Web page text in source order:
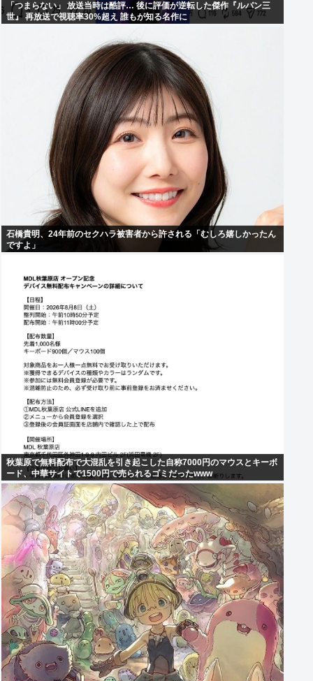
「つまらない」 放送当時は酷評… 後に評価が逆転した傑作『ルパン三
世』 再放送で視聴率30%超え 誰もが知る名作に
石橋貴明、24年前のセクハラ被害者から許される「むしろ嬉しかったん
ですよ」
秋葉原で無料配布で大混乱を引き起こした自称7000円のマウスとキーボ
ード、中華サイトで1500円で売られるゴミだったwww